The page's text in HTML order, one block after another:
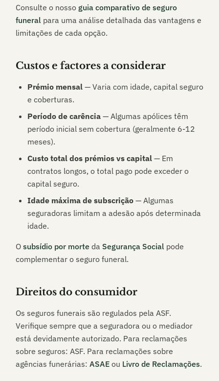
Consulte o nosso guia comparativo de seguro
funeral para uma análise detalhada das vantagens e
limitações de cada opção.
Custos e factores a considerar
Prémio mensal — Varia com idade, capital seguro
e coberturas.
Período de carência — Algumas apólices têm
período inicial sem cobertura (geralmente 6-12
meses).
Custo total dos prémios vs capital — Em
contratos longos, o total pago pode exceder o
capital seguro.
Idade máxima de subscrição — Algumas
seguradoras limitam a adesão após determinada
idade.
O subsídio por morte da Segurança Social pode
complementar o seguro funeral.
Direitos do consumidor
Os seguros funerais são regulados pela ASF.
Verifique sempre que a seguradora ou o mediador
está devidamente autorizado. Para reclamações
sobre seguros: ASF. Para reclamações sobre
agências funerárias: ASAE ou Livro de Reclamações.